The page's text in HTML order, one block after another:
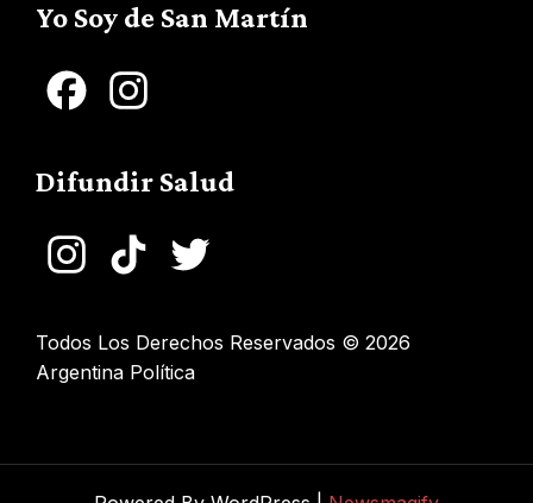
Yo Soy de San Martín
Facebook
Difundir Salud
InstagramTikTok
Todos Los Derechos Reservados © 2026
Argentina Política